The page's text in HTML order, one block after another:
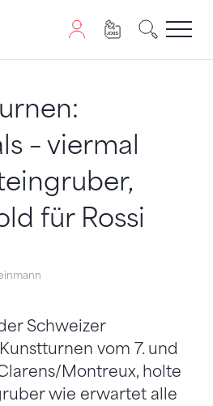
Seite wird JavaScript benötigt.
– viermal
für Rossi
Schweizer
vom 7. und
Montreux, holte
wie erwartet alle